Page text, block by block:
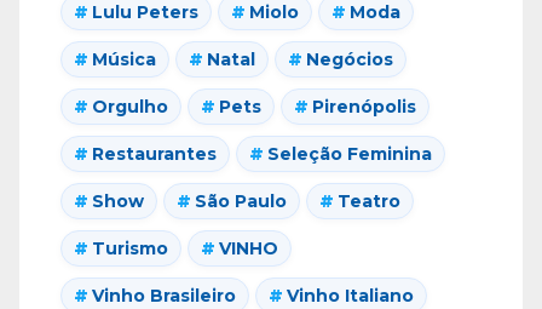
Lulu Peters Miolo Moda
Música Natal Negócios
Orgulho Pets Pirenópolis
Restaurantes Seleção Feminina
Show São Paulo Teatro
Turismo VINHO
Vinho Brasileiro Vinho Italiano